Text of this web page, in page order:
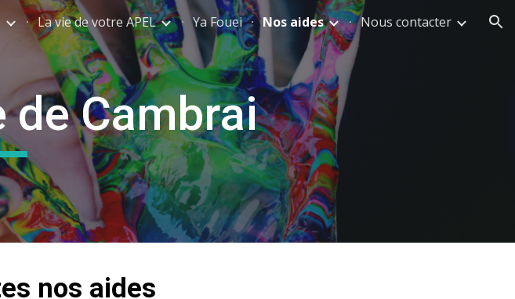
Skip to navigation
La vie de votre APEL Ya Fouei Nos aides Nous contacter
de Cambrai
nos aides